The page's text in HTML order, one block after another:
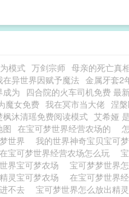
模式 万剑宗师 母亲的死亡真
在异世界因赋予魔法 金属牙套2
成为 四合院的火车司机免费 最
魔女免费 我在冥市当大佬 涅
枫沐清瑶免费阅读模式 艾希娅
图 在宝可梦世界经营农场的
世界 我的世界神奇宝贝宝可
在宝可梦世界经营农场怎么玩
界宝可梦农场 宝可梦梦世界
精灵宝可梦农场 在宝可梦世界
不去 宝可梦世界怎么放出精灵